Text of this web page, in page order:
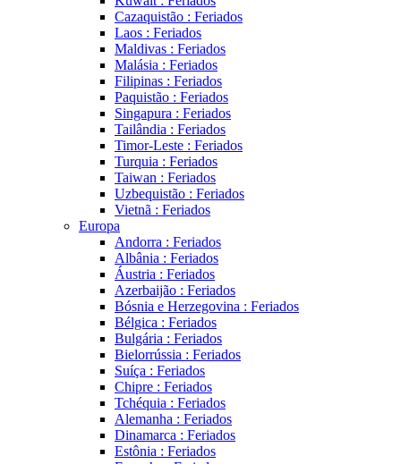
Cazaquistão : Feriados
Laos : Feriados
Maldivas : Feriados
Malásia : Feriados
Filipinas : Feriados
Paquistão : Feriados
Singapura : Feriados
Tailândia : Feriados
Timor-Leste : Feriados
Turquia : Feriados
Taiwan : Feriados
Uzbequistão : Feriados
Vietnã : Feriados
Europa
Andorra : Feriados
Albânia : Feriados
Áustria : Feriados
Azerbaijão : Feriados
Bósnia e Herzegovina : Feriados
Bélgica : Feriados
Bulgária : Feriados
Bielorrússia : Feriados
Suíça : Feriados
Chipre : Feriados
Tchéquia : Feriados
Alemanha : Feriados
Dinamarca : Feriados
Estônia : Feriados